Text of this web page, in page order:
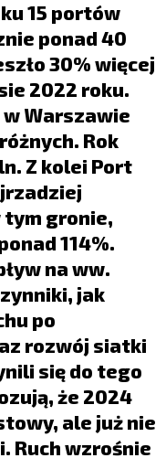
15 portów
ponad 40
30% więcej
2022 roku.
Warszawie
Rok
Z kolei Port
gronie,
114%.
na ww.
jak
po
rozwój siatki
się do tego
że 2024
ale już nie
Ruch wzrośnie